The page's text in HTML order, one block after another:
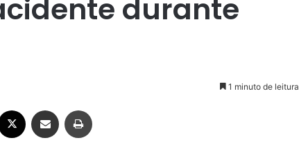
durante
1 minuto de leitura
Compartilhar via e-mail